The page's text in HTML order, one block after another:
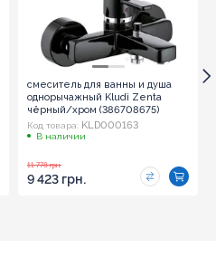
смеситель для ванны и душа
однорычажный Kludi Zenta
чёрный/хром (386708675)
Код товара: KLD000163
В наличии
11 778 грн.
9 423 грн.